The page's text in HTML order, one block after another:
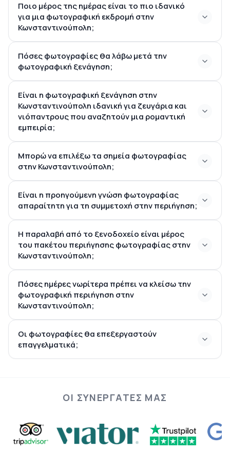
έως 3 ώρες
Ποιο μέρος της ημέρας είναι το πιο ιδανικό
για μια φωτογραφική εκδρομή στην
Κωνσταντινούπολη;
σούρουπο
Σουλταναχμέτ
Πόσες φωτογραφίες θα λάβω μετά την
φωτογραφική ξενάγηση;
20 έως 50 επαγγελματικά
επεξεργασμένες εικόνες
Είναι η φωτογραφική ξενάγηση στην
Κωνσταντινούπολη ιδανική για ζευγάρια και
νιόπαντρους που αναζητούν μια ρομαντική
εμπειρία;
ζευγάρια, νεόνυμφους και
ατομικούς περι explorers
Κωνσταντινούπολη
Μπορώ να επιλέξω τα σημεία φωτογραφίας
στην Κωνσταντινούπολη;
Τζαμί
Ορτάκιοϊ
Γέφυρα του Γαλάτη
Είναι η προηγούμενη γνώση φωτογραφίας
απαραίτητη για τη συμμετοχή στην περιήγηση;
Η παραλαβή από το ξενοδοχείο είναι μέρος
του πακέτου περιήγησης φωτογραφίας στην
Κωνσταντινούπολη;
Σουλτάναμετ Ταξίμ Καρακιόι
Πόσες ημέρες νωρίτερα πρέπει να κλείσω την
φωτογραφική περιήγηση στην
Κωνσταντινούπολη;
μερικές ημέρες νωρίτερα
Κωνσταντινούπολη
Οι φωτογραφίες θα επεξεργαστούν
επαγγελματικά;
ΟΙ ΣΥΝΕΡΓΆΤΕΣ ΜΑΣ